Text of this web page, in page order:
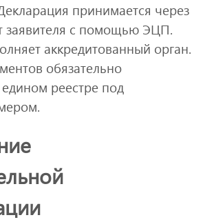
принимается через
заявителя с помощью ЭЦП.
аккредитованный орган.
обязательно
реестре под